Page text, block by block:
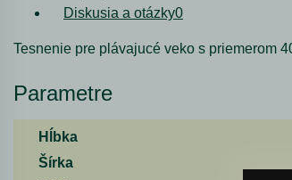
Diskusia a otázky0
Tesnenie pre plávajucé veko s priemerom
Parametre
Hĺbka
Šírka